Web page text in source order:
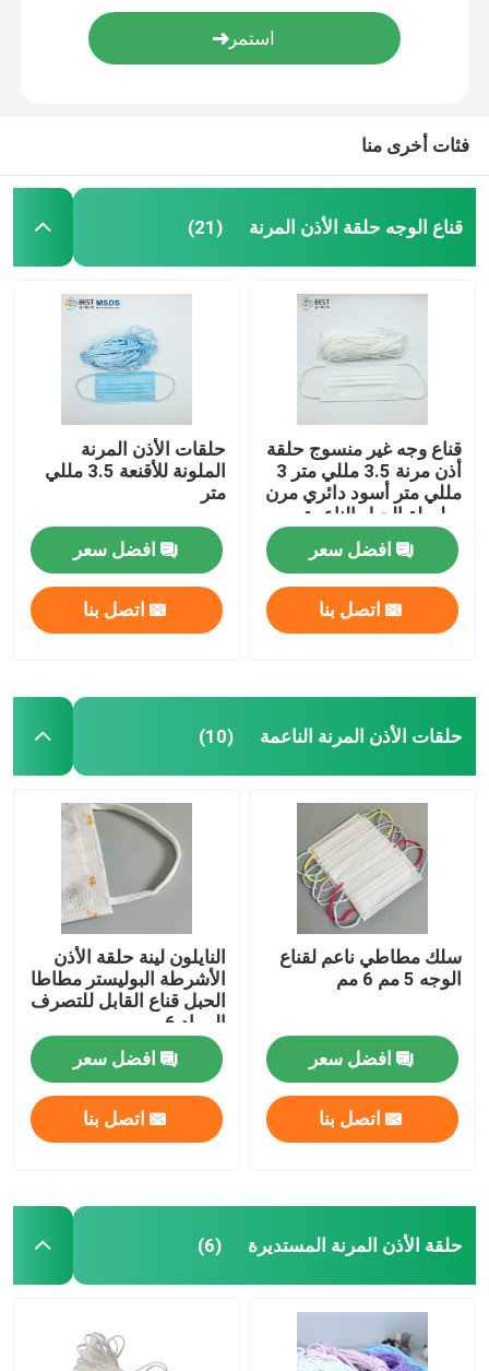
المنتجات
حول بنا
فئات أخرى منا
قناع الوجه حلقة الأذن المرنة (21)
قناع وجه غير منسوج حلقة
أذن مرنة 3.5 مللي متر 3
مللي متر أسود دائري مرن
سلسلة الحبل الناعمة
افضل سعر
اتصل بنا
حلقات الأذن المرنة
الملونة للأقنعة 3.5 مللي
متر
افضل سعر
اتصل بنا
حلقات الأذن المرنة الناعمة (10)
سلك مطاطي ناعم لقناع
الوجه 5 مم 6 مم
افضل سعر
اتصل بنا
النايلون لينة حلقة الأذن
الأشرطة البوليستر مطاطا
الحبل قناع القابل للتصرف
المواد 6 مم
افضل سعر
اتصل بنا
حلقة الأذن المرنة المستديرة (6)